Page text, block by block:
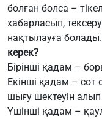
болған болса –
хабарласып,
нақтылауға болады.
керек?
Бірінші қадам –
Екінші қадам – сот
шығу шектеуін
Үшінші қадам –